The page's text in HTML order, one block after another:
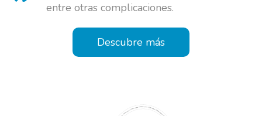
entre otras complicaciones.
Descubre más